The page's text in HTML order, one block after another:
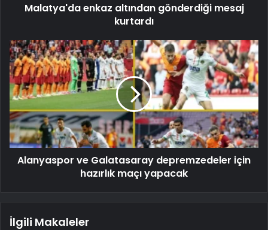
Malatya'da enkaz altından gönderdiği mesaj
kurtardı
Alanyaspor ve Galatasaray depremzedeler için
hazırlık maçı yapacak
İlgili Makaleler